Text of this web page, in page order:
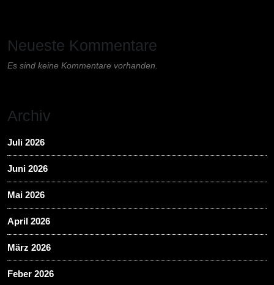
Neueste Kommentare
Es sind keine Kommentare vorhanden.
Archiv
Juli 2026
Juni 2026
Mai 2026
April 2026
März 2026
Feber 2026